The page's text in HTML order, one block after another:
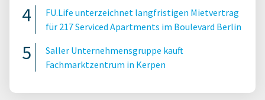
FU.Life unterzeichnet langfristigen Mietvertrag
für 217 Serviced Apartments im Boulevard Berlin
Saller Unternehmensgruppe kauft
Fachmarktzentrum in Kerpen